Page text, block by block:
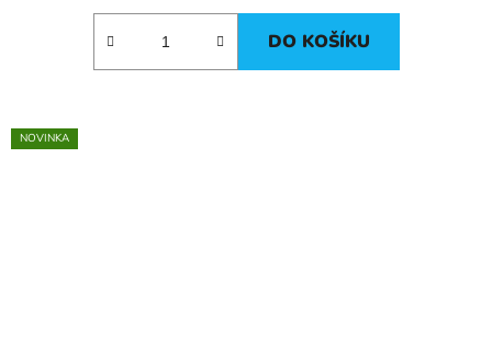
DO KOŠÍKU
NOVINKA